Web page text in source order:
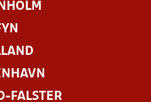
FALSTER